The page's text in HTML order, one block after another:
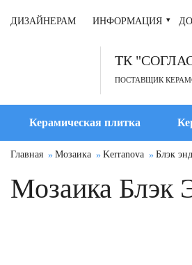
ДИЗАЙНЕРАМ ИНФОРМАЦИЯ
ТК
ПОСТАВЩИК
Керамическая плитка
Главная Мозаика Kerranova Блэк
Мозаика Блэк